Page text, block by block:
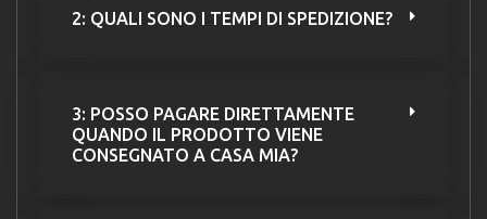
2: QUALI SONO I TEMPI DI SPEDIZIONE?
3: POSSO PAGARE DIRETTAMENTE
QUANDO IL PRODOTTO VIENE
CONSEGNATO A CASA MIA?